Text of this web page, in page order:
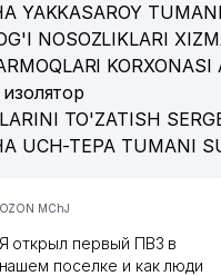
YAKKASAROY
NOSOZLIKLARI
KORXONASI
TO'ZATISH
UCH-TEPA TUMANI
OZON MChJ
Я открыл первый ПВЗ в
нашем поселке и как люди